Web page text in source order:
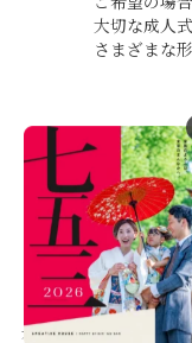
大切な成人
さまざまな
大分の成人式の撮影、成人式の